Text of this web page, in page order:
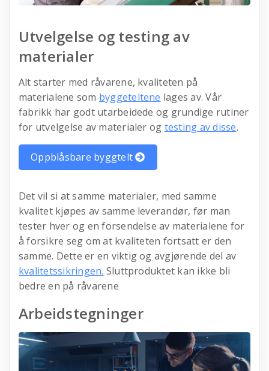
Utvelgelse og testing av
materialer
Alt starter med råvarene, kvaliteten på
materialene som byggeteltene lages av. Vår
fabrikk har godt utarbeidede og grundige rutiner
for utvelgelse av materialer og testing av disse.
Oppblåsbare byggtelt
Det vil si at samme materialer, med samme
kvalitet kjøpes av samme leverandør, før man
tester hver og en forsendelse av materialene for
å forsikre seg om at kvaliteten fortsatt er den
samme. Dette er en viktig og avgjørende del av
kvalitetssikringen. Sluttproduktet kan ikke bli
bedre en på råvarene
Arbeidstegninger